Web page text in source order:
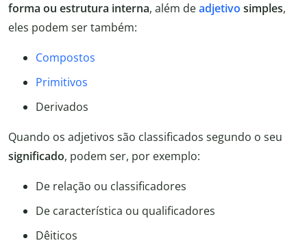
forma ou estrutura interna, além deadjetivo simples,
eles podem ser também:
Compostos
Primitivos
Derivados
Quando os adjetivos são classificados segundo o seu
significado, podem ser, por exemplo:
De relação ou classificadores
De característica ou qualificadores
Dêiticos